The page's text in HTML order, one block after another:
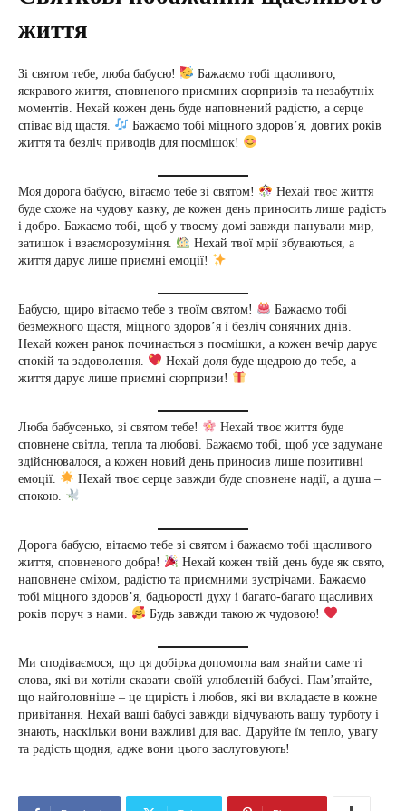
життя
Зі святом тебе, люба бабусю!
Бажаємо тобі щасливого,
яскравого життя, сповненого приємних сюрпризів та незабутніх
моментів. Нехай кожен день буде наповнений радістю, а серце
співає від щастя.
Бажаємо тобі міцного здоров’я, довгих років
життя та безліч приводів для посмішок!
Моя дорога бабусю, вітаємо тебе зі святом!
Нехай твоє життя
буде схоже на чудову казку, де кожен день приносить лише радість
і добро. Бажаємо тобі, щоб у твоєму домі завжди панували мир,
затишок і взаєморозуміння.
Нехай твої мрії збуваються, а
життя дарує лише приємні емоції!
Бабусю, щиро вітаємо тебе з твоїм святом!
Бажаємо тобі
безмежного щастя, міцного здоров’я і безліч сонячних днів.
Нехай кожен ранок починається з посмішки, а кожен вечір дарує
спокій та задоволення.
Нехай доля буде щедрою до тебе, а
життя дарує лише приємні сюрпризи!
Люба бабусенько, зі святом тебе!
Нехай твоє життя буде
сповнене світла, тепла та любові. Бажаємо тобі, щоб усе задумане
здійснювалося, а кожен новий день приносив лише позитивні
емоції.
Нехай твоє серце завжди буде сповнене надії, а душа –
спокою.
Дорога бабусю, вітаємо тебе зі святом і бажаємо тобі щасливого
життя, сповненого добра!
Нехай кожен твій день буде як свято,
наповнене сміхом, радістю та приємними зустрічами. Бажаємо
тобі міцного здоров’я, бадьорості духу і багато-багато щасливих
років поруч з нами.
Будь завжди такою ж чудовою!
Ми сподіваємося, що ця добірка допомогла вам знайти саме ті
слова, які ви хотіли сказати своїй улюбленій бабусі. Пам’ятайте,
що найголовніше – це щирість і любов, які ви вкладаєте в кожне
привітання. Нехай ваші бабусі завжди відчувають вашу турботу і
знають, наскільки вони важливі для вас. Даруйте їм тепло, увагу
та радість щодня, адже вони цього заслуговують!